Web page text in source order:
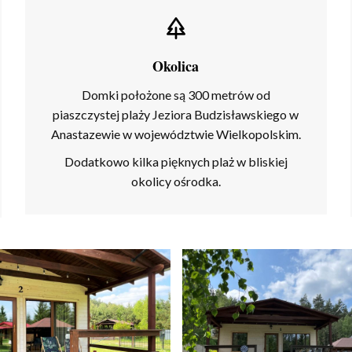
Okolica
Domki położone są 300 metrów od
piaszczystej plaży Jeziora Budzisławskiego w
Anastazewie w województwie Wielkopolskim.
Dodatkowo kilka pięknych plaż w bliskiej
okolicy ośrodka.